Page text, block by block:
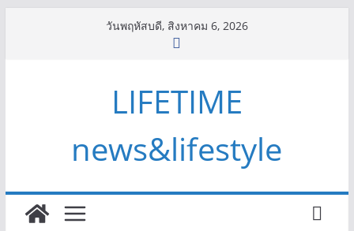
วันพฤหัสบดี, สิงหาคม 6, 2026
LIFETIME
news&lifestyle